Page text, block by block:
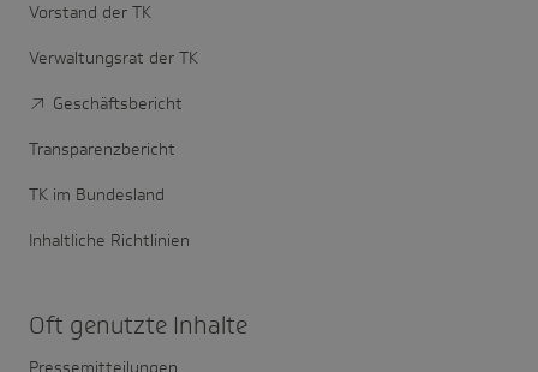
Vorstand der TK
Verwaltungsrat der TK
Geschäftsbericht
Transparenzbericht
TK im Bundesland
Inhaltliche Richtlinien
Oft genutzte Inhalte
Pressemitteilungen